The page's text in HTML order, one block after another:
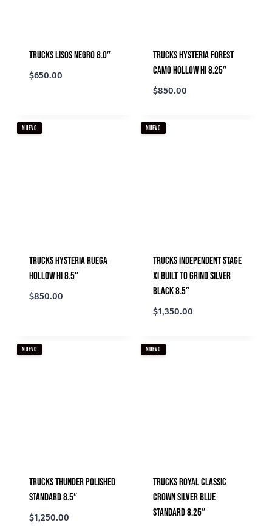
Trucks Lisos Negro 8.0″
$650.00
Trucks Hysteria Forest
Camo Hollow Hi 8.25″
$850.00
NUEVO
Trucks Hysteria Ruega
Hollow Hi 8.5″
$850.00
NUEVO
Trucks Independent Stage
XI Built To Grind Silver
Black 8.5″
$1,350.00
NUEVO
Trucks Thunder Polished
Standard 8.5″
$1,250.00
NUEVO
Trucks Royal Classic
Crown Silver Blue
Standard 8.25″